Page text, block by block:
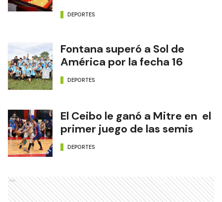
DEPORTES
Fontana superó a Sol de
América por la fecha 16
DEPORTES
El Ceibo le ganó a Mitre en el
primer juego de las semis
DEPORTES
Ads